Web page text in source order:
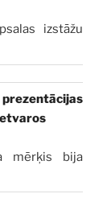
izstāžu
mērķis bija